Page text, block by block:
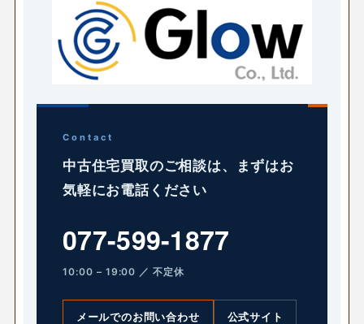
Contact
中古住宅買取のご相談は、まずはお
気軽にお電話ください
077-599-1877
10:00 – 19:00 ／ 不定休
メールでのお問い合わせ 公式サイト